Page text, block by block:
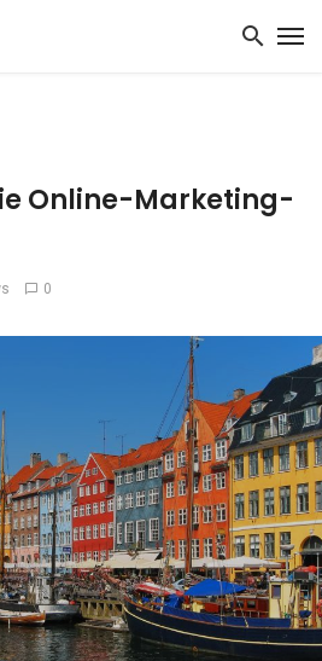
Online-Marketing-
0